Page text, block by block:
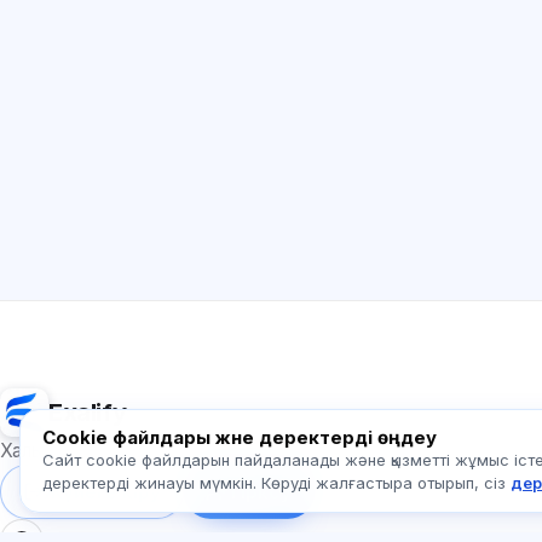
Exalify
Халықаралық тіл емтихандарына дайындық
Жүйеге кіру
Тіркеу
Cookie файлдары және деректерді өңдеу
Сайт cookie файлдарын пайдаланады және қызметті жұмыс
деректерді жинауы мүмкін. Көруді жалғастыра отырып, сіз